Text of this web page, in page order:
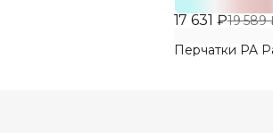
17 631 ₽19 589
Перчатки PA